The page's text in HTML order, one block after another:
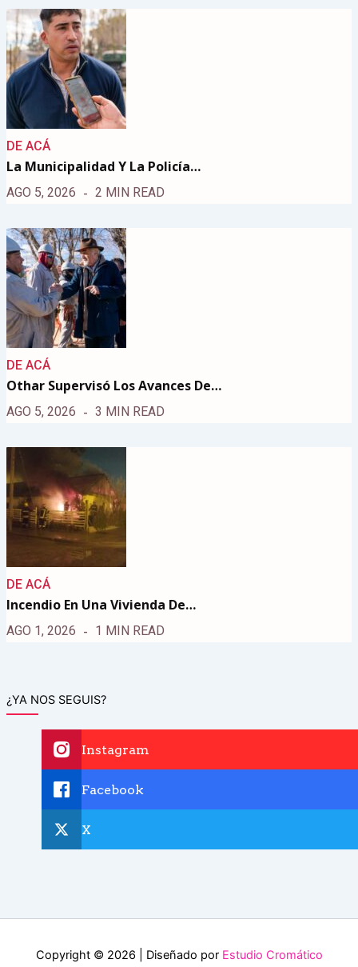
DE ACÁ
La Municipalidad Y La Policía…
AGO 5, 2026 2 MIN READ
DE ACÁ
Othar Supervisó Los Avances De…
AGO 5, 2026 3 MIN READ
DE ACÁ
Incendio En Una Vivienda De…
AGO 1, 2026 1 MIN READ
¿YA NOS SEGUIS?
Instagram
Facebook
X
Copyright © 2026 | Diseñado por Estudio Cromático